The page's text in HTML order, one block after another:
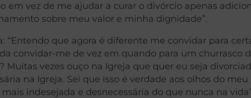
em vez de me ajudar a curar o divórcio apenas
sobre meu valor e minha dignidade”.
“Entendo que agora é diferente me convidar para
convidar-me de vez em quando para um churrasco
Muitas vezes ouço na Igreja que quer eu seja
na Igreja. Sei que isso é verdade aos olhos do
indesejada e desnecessária do que nunca na